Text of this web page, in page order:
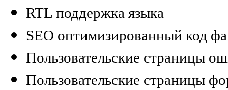
RTL поддержка языка
SEO оптимизированный код
Пользовательские страницы
Пользовательские страницы